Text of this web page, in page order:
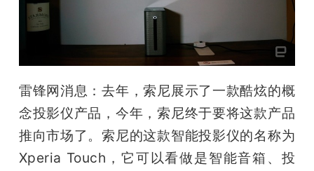
课
动
中
雷锋网消息：去年，索尼展示了一款酷炫的概
念投影仪产品，今年，索尼终于要将这款产品
推向市场了。索尼的这款智能投影仪的名称为
Xperia Touch，它可以看做是智能音箱、投